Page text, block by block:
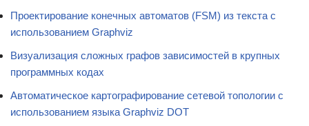
Проектирование конечных автоматов (FSM) из текста с
использованием Graphviz
Визуализация сложных графов зависимостей в крупных
программных кодах
Автоматическое картографирование сетевой топологии с
использованием языка Graphviz DOT